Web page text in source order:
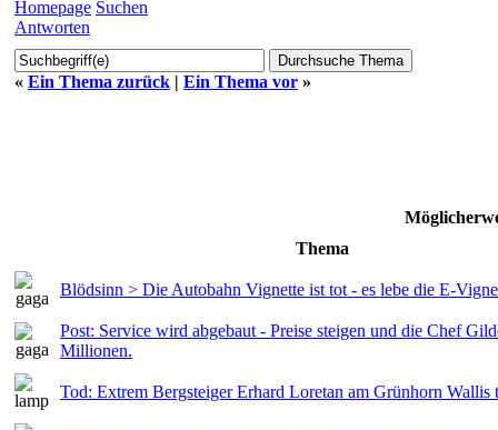
Homepage Suchen
Antworten
« Ein Thema zurück | Ein Thema vor »
Thema
Blödsinn > Die Autobahn Vignette ist tot - es lebe die E-
Post: Service wird abgebaut - Preise steigen und die Chef
Millionen.
Tod: Extrem Bergsteiger Erhard Loretan am Grünhorn Wallis